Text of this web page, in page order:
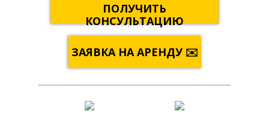
ПОЛУЧИТЬ
КОНСУЛЬТАЦИЮ
ЗАЯВКА НА АРЕНДУ ✉️